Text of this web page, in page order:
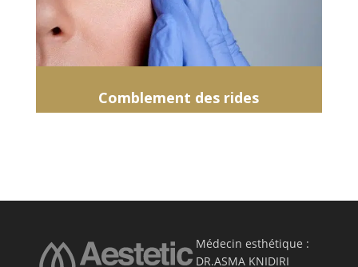
Comblement des rides
Médecin esthétique :
DR.ASMA KNIDIRI